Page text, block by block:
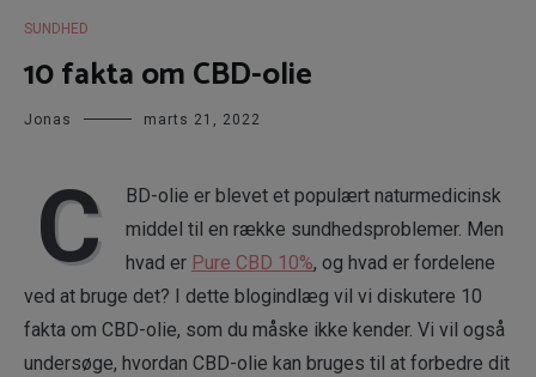
SUNDHED
10 fakta om CBD-olie
Jonas marts 21, 2022
C
BD-olie er blevet et populært naturmedicinsk
middel til en række sundhedsproblemer. Men
hvad er Pure CBD 10%, og hvad er fordelene
ved at bruge det? I dette blogindlæg vil vi diskutere 10
fakta om CBD-olie, som du måske ikke kender. Vi vil også
undersøge, hvordan CBD-olie kan bruges til at forbedre dit